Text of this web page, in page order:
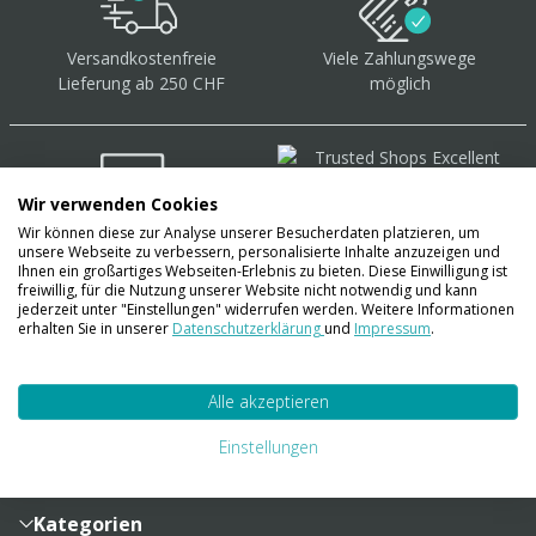
Versandkostenfreie
Lieferung ab 250 CHF
Viele Zahlungswege
möglich
Über 40.000 Artikel auf
Lager
Sendungsverfolgung
Zahlung und Versand
Lieferinformationen
Kategorien
Wir verwenden Cookies
Wir können diese zur Analyse unserer Besucherdaten platzieren, um
unsere Webseite zu verbessern, personalisierte Inhalte anzuzeigen und
Ihnen ein großartiges Webseiten-Erlebnis zu bieten. Diese Einwilligung ist
freiwillig, für die Nutzung unserer Website nicht notwendig und kann
jederzeit unter "Einstellungen" widerrufen werden. Weitere Informationen
erhalten Sie in unserer Datenschutzerklärungund Impressum.
Alle akzeptieren
Einstellungen